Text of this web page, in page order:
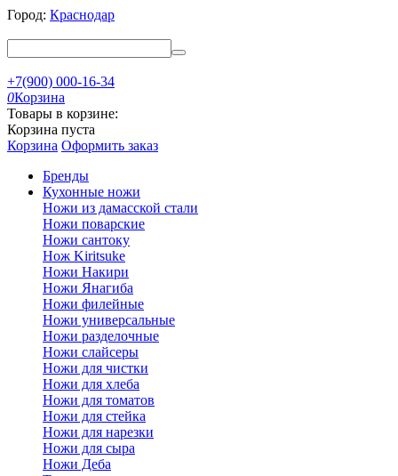
Город: Краснодар
+7(900) 000-16-34
0Корзина
Товары в корзине:
Корзина пуста
Корзина Оформить заказ
Бренды
Кухонные ножи
Ножи из дамасской стали
Ножи поварские
Ножи сантоку
Нож Kiritsuke
Ножи Накири
Ножи Янагиба
Ножи филейные
Ножи универсальные
Ножи разделочные
Ножи слайсеры
Ножи для чистки
Ножи для хлеба
Ножи для томатов
Ножи для стейка
Ножи для нарезки
Ножи для сыра
Ножи Деба